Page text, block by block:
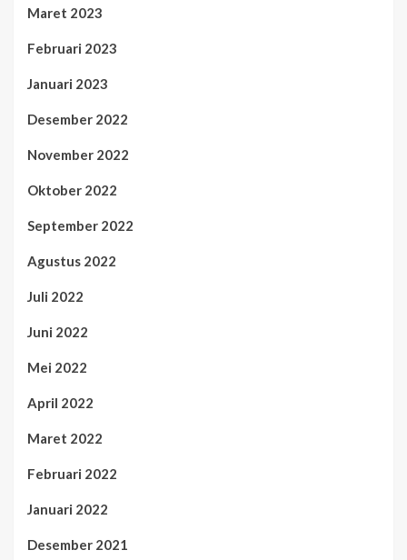
Maret 2023
Februari 2023
Januari 2023
Desember 2022
November 2022
Oktober 2022
September 2022
Agustus 2022
Juli 2022
Juni 2022
Mei 2022
April 2022
Maret 2022
Februari 2022
Januari 2022
Desember 2021